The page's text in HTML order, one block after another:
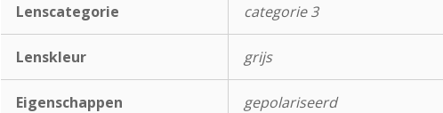
Lenscategorie categorie 3
Lenskleur grijs
Eigenschappen gepolariseerd